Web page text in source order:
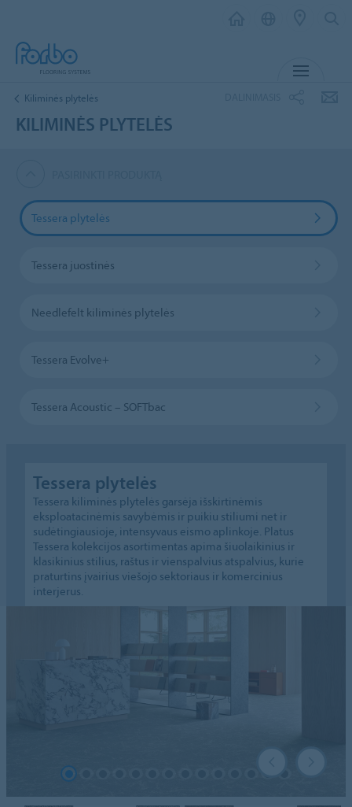
Kiliminės plytelės
KILIMINĖS PLYTELĖS
Tessera plytelės
Tessera juostinės
Needlefelt kiliminės plytelės
Tessera Evolve+
Tessera Acoustic – SOFTbac
Tessera plytelės
Tessera kiliminės plytelės garsėja išskirtinėmis
eksploatacinėmis savybėmis ir puikiu stiliumi net ir
sudėtingiausioje, intensyvaus eismo aplinkoje. Platus
Tessera kolekcijos asortimentas apima šiuolaikinius ir
klasikinius stilius, raštus ir vienspalvius atspalvius, kurie
praturtins įvairius viešojo sektoriaus ir komercinius
interjerus.